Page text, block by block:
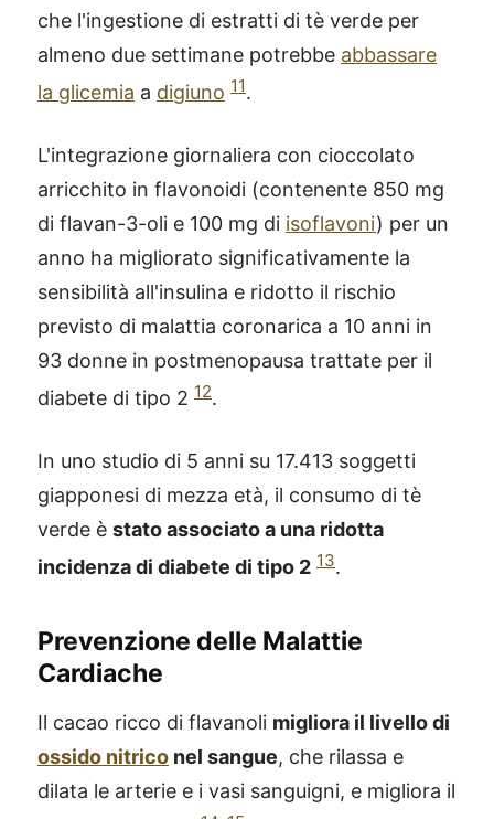
che l'ingestione di estratti di tè verde per
almeno due settimane potrebbe abbassare
la glicemia a digiuno 11.
L'integrazione giornaliera con cioccolato
arricchito in flavonoidi (contenente 850 mg
di flavan-3-oli e 100 mg di isoflavoni) per un
anno ha migliorato significativamente la
sensibilità all'insulina e ridotto il rischio
previsto di malattia coronarica a 10 anni in
93 donne in postmenopausa trattate per il
diabete di tipo 2 12.
In uno studio di 5 anni su 17.413 soggetti
giapponesi di mezza età, il consumo di tè
verde è stato associato a una ridotta
incidenza di diabete di tipo 2 13.
Prevenzione delle Malattie
Cardiache
Il cacao ricco di flavanoli migliora il livello di
ossido nitrico nel sangue, che rilassa e
dilata le arterie e i vasi sanguigni, e migliora il